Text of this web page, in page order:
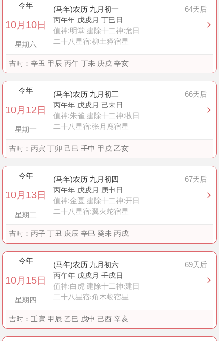
今年
10月10日
星期六
(马年)农历 九月初一
64天后
丙午年 戊戌月 丁巳日
值神:明堂 建除十二神:危日
二十八星宿:柳土獐宿星
吉时： 辛丑 甲辰 丙午 丁未 庚戌 辛亥
今年
10月12日
星期一
(马年)农历 九月初三
66天后
丙午年 戊戌月 己未日
值神:朱雀 建除十二神:收日
二十八星宿:张月鹿宿星
吉时： 丙寅 丁卯 己巳 壬申 甲戌 乙亥
今年
10月13日
星期二
(马年)农历 九月初四
67天后
丙午年 戊戌月 庚申日
值神:金匮 建除十二神:开日
二十八星宿:翼火蛇宿星
吉时： 丙子 丁丑 庚辰 辛巳 癸未 丙戌
今年
10月15日
星期四
(马年)农历 九月初六
69天后
丙午年 戊戌月 壬戌日
值神:白虎 建除十二神:建日
二十八星宿:角木蛟宿星
吉时： 壬寅 甲辰 乙巳 戊申 己酉 辛亥